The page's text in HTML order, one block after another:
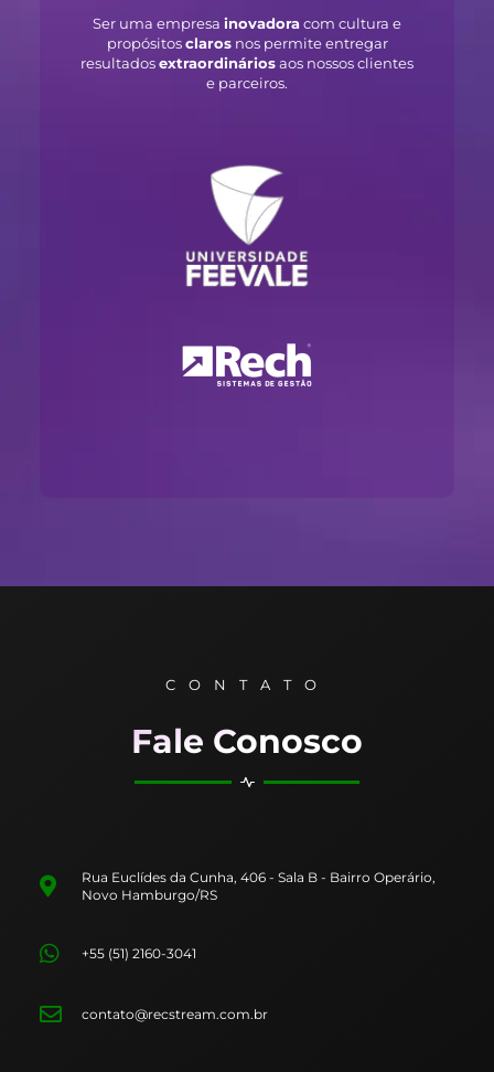
Ser uma empresa inovadoracom cultura e
propósitosclarosnos permite entregar
resultadosextraordináriosaos nossos clientes
e parceiros.
CONTATO
Fale Conosco
Rua Euclídes da Cunha, 406 - Sala B - Bairro Operário,
Novo Hamburgo/RS
+55 (51) 2160-3041
contato@recstream.com.br